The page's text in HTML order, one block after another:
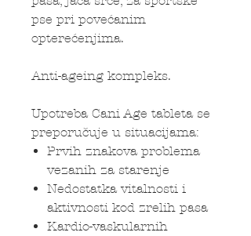
pse pri povećanim
opterećenjima.
Anti-ageing kompleks.
Upotreba Cani Age tableta se
preporučuje u situacijama:
Prvih znakova problema
vezanih za starenje
Nedostatka vitalnosti i
aktivnosti kod zrelih pasa
Kardio-vaskularnih